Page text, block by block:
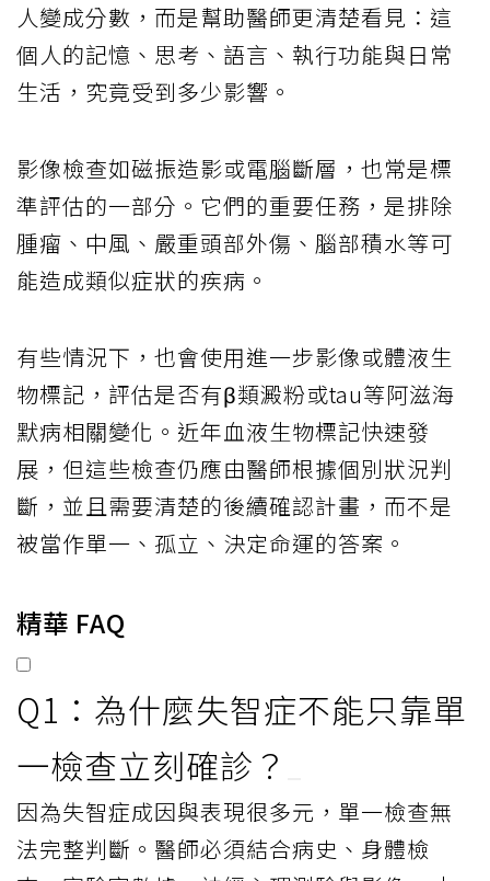
人變成分數，而是幫助醫師更清楚看見：這
個人的記憶、思考、語言、執行功能與日常
生活，究竟受到多少影響。
影像檢查如磁振造影或電腦斷層，也常是標
準評估的一部分。它們的重要任務，是排除
腫瘤、中風、嚴重頭部外傷、腦部積水等可
能造成類似症狀的疾病。
有些情況下，也會使用進一步影像或體液生
物標記，評估是否有β類澱粉或tau等阿滋海
默病相關變化。近年血液生物標記快速發
展，但這些檢查仍應由醫師根據個別狀況判
斷，並且需要清楚的後續確認計畫，而不是
被當作單一、孤立、決定命運的答案。
精華 FAQ
Q1：為什麼失智症不能只靠單
一檢查立刻確診？
因為失智症成因與表現很多元，單一檢查無
法完整判斷。醫師必須結合病史、身體檢